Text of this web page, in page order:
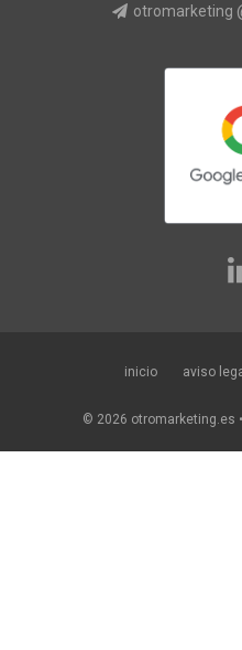
otromarketing
inicio aviso
© 2026 otromarketing.es